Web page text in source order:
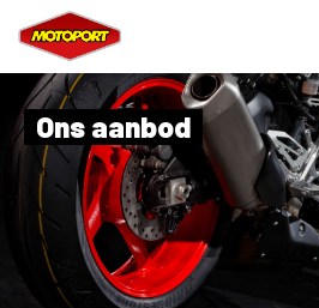
Ons aanbod